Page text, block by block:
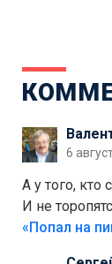
6
А у того, кто
И не